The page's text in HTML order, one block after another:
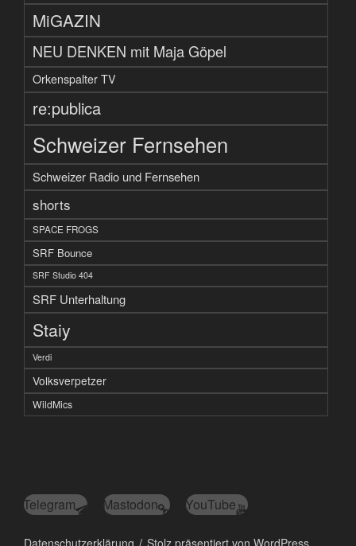
MiGAZIN
NEU DENKEN mit Maja Göpel
Orkenspalter TV
re:publica
Schweizer Fernsehen
Schweizer Radio und Fernsehen
shorts
SPACE FROGS
SRF Bounce
SRF Studio 404
SRF Unterhaltung
Staiy
Verdi
Volksverpetzer
WildMics
Telegram Mastodon YouTube
Datenschutzerklärung Stolz präsentiert von WordPress